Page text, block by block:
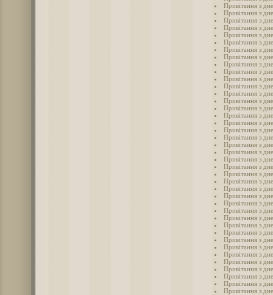
Привітання з
Привітання з
Привітання з
Привітання з
Привітання з
Привітання з
Привітання з
Привітання з
Привітання з
Привітання з
Привітання з
Привітання з
Привітання з
Привітання з
Привітання з
Привітання з
Привітання з
Привітання з
Привітання з
Привітання з
Привітання з
Привітання з
Привітання з
Привітання з
Привітання з
Привітання з
Привітання з
Привітання з
Привітання з
Привітання з
Привітання з
Привітання з
Привітання з
Привітання з
Привітання з
Привітання з
Привітання з
Привітання з
Привітання з
Привітання з